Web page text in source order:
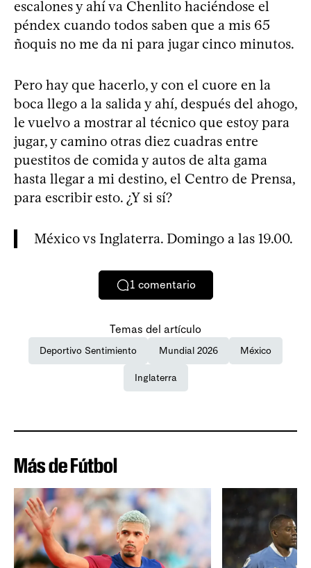
escalones y ahí va Chenlito haciéndose el
péndex cuando todos saben que a mis 65
ñoquis no me da ni para jugar cinco minutos.
Pero hay que hacerlo, y con el cuore en la
boca llego a la salida y ahí, después del ahogo,
le vuelvo a mostrar al técnico que estoy para
jugar, y camino otras diez cuadras entre
puestitos de comida y autos de alta gama
hasta llegar a mi destino, el Centro de Prensa,
para escribir esto. ¿Y si sí?
México vs Inglaterra. Domingo a las 19.00.
1 comentario
Temas del artículo
Deportivo Sentimiento Mundial 2026 México
Inglaterra
Más de Fútbol